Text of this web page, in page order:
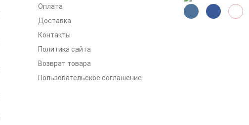
Оплата
Доставка
Контакты
Политика сайта
Возврат товара
Пользовательское соглашение